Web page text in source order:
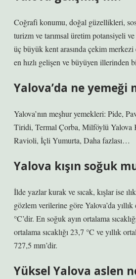
Coğrafi konumu, doğal güzellikleri,
turizm ve tarımsal üretim potansiyeli ve
üç büyük kent arasında çekim
en hızlı gelişen ve büyüyen illerinden
Yalova’da ne yemeği
Yalova’nın meşhur yemekleri: Pide,
Tiridi, Termal Çorba, Milföylü Yalova
Ravioli, İçli Yumurta, Daha fazlası…
Yalova kışın soğuk
İlde yazlar kurak ve sıcak, kışlar ise
gözlem verilerine göre Yalova’da yıllık
°C’dir. En soğuk ayın ortalama
ortalama sıcaklığı 23,7 °C ve yıllık
727,5 mm’dir.
Yüksel Yalova aslen